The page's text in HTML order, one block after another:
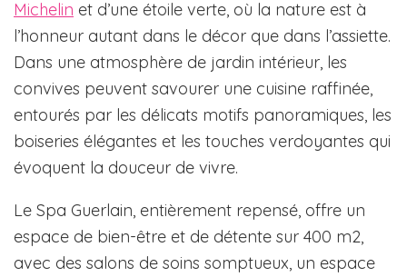
Michelin et d’une étoile verte, où la nature est à
l’honneur autant dans le décor que dans l’assiette.
Dans une atmosphère de jardin intérieur, les
convives peuvent savourer une cuisine raffinée,
entourés par les délicats motifs panoramiques, les
boiseries élégantes et les touches verdoyantes qui
évoquent la douceur de vivre.
Le Spa Guerlain, entièrement repensé, offre un
espace de bien-être et de détente sur 400 m2,
avec des salons de soins somptueux, un espace